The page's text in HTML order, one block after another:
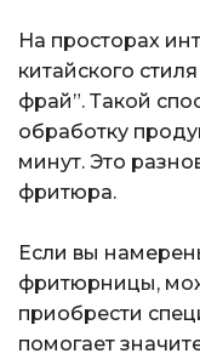
На просторах
китайского
фрай”. Такой
обработку
минут. Это
фритюра.
Если вы
фритюрницы,
приобрести
помогает